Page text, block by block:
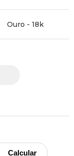
Ouro - 18k
Calcular